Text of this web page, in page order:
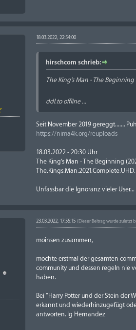
18.03.2022, 22:54:00
hirschcom schrieb:
The King’s Man - The
ddl.to offline ...
Seit November 2019 gereggt.......
https://nima4k.org/reuploads
18.03.2022 - 20:30 Uhr
The King’s Man - The Beginning
Unfassbar die Ignoranz vieler
23.03.2022, 17:55:15(Dieser Beitrag wurde zuletzt
moinsen zusammen,
möchte erstmal der gesamten
community und dessen regeln nie
haben.
Bei "Harry Potter und der Stein der
erkannt und wiederhinzugefügt
antworten. lg Hernandez